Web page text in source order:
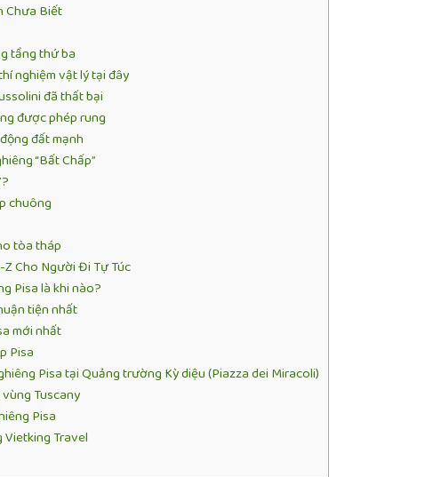
Chưa Biết
tầng thứ ba
nghiệm vật lý tại đây
đã thất bại
được phép rung
đất mạnh
“Bất Chấp”
chuông
tòa tháp
Z Cho Người Đi Tự Túc
Pisa là khi nào?
tiện nhất
mới nhất
Pisa
Pisa tại Quảng trường Kỳ diệu (Piazza dei Miracoli)
Tuscany
Pisa
Vietking Travel